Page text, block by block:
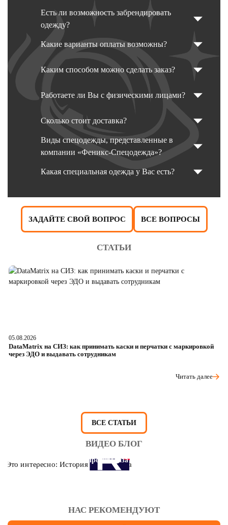
Есть ли возможность забрендировать
одежду?
Какие варианты оплаты возможны?
Каким способом можно сделать заказ?
Работаете ли Вы с физическими лицами?
Сколько стоит доставка?
Виды спецодежды, представленные в
компании «Феникс-Спецодежда»?
Какая специальная одежда у Вас есть?
ЗАДАЙТЕ СВОЙ ВОПРОС ВСЕ ВОПРОСЫ
СТАТЬИ
05.08.2026
DataMatrix на СИЗ: как принимать каски и перчатки с маркировкой
через ЭДО и выдавать сотрудникам
Читать далее
ВСЕ СТАТЬИ
ВИДЕО БЛОГ
Это интересно: История противогаза
НАС РЕКОМЕНДУЮТ